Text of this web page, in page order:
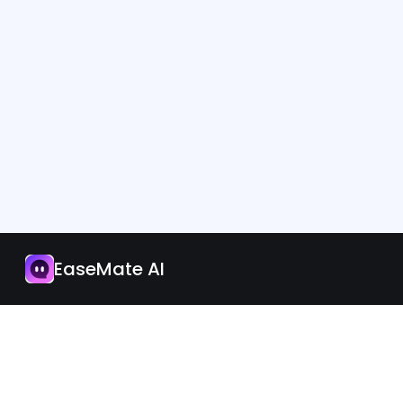
Application
Mettre à jour
EaseMate AI